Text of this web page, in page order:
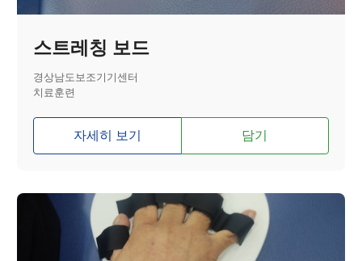
스트레칭 보드
경상남도보조기기센터
치료훈련
자세히 보기 담기